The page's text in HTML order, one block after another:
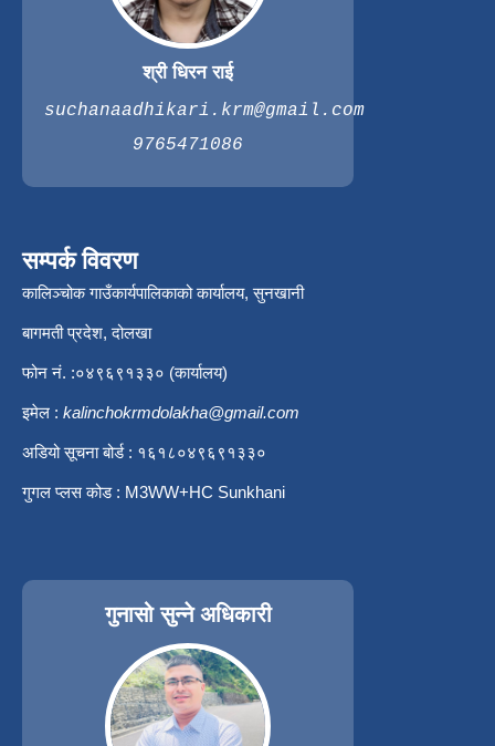
श्री धिरन राई
suchanaadhikari.krm@gmail.com
9765471086
सम्पर्क विवरण
कालिञ्चोक गाउँकार्यपालिकाको कार्यालय, सुनखानी
बागमती प्रदेश, दोलखा
फोन नं. :०४९६९१३३० (कार्यालय)
इमेल : kalinchokrmdolakha@gmail.com
अडियो सूचना बोर्ड : १६१८०४९६९१३३०
गुगल प्लस कोड : M3WW+HC Sunkhani
गुनासो सुन्ने अधिकारी